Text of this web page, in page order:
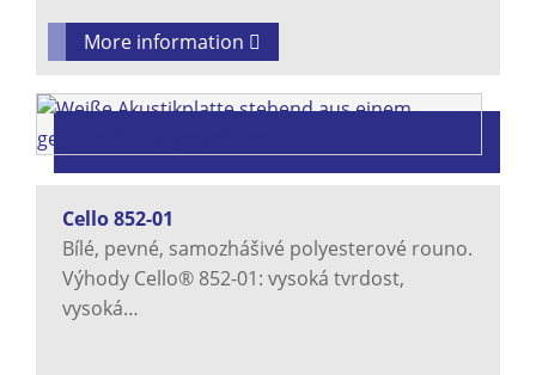
More information
Cello 852-01
Bílé, pevné, samozhášivé polyesterové rouno.
Výhody Cello® 852-01: vysoká tvrdost,
vysoká…